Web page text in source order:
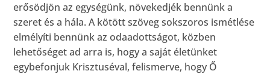
erősödjön az egységünk, növekedjék bennünk a
szeret és a hála. A kötött szöveg sokszoros ismétlése
elmélyíti bennünk az odaadottságot, közben
lehetőséget ad arra is, hogy a saját életünket
egybefonjuk Krisztuséval, felismerve, hogy Ő